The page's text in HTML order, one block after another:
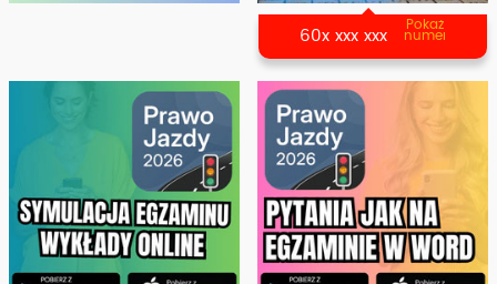
60x xxx xxx
Pokaż
numer